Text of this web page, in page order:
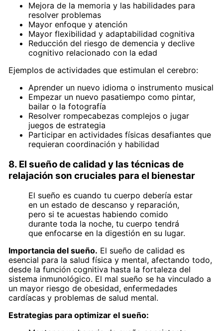
Mejora de la memoria y las habilidades para
resolver problemas
Mayor enfoque y atención
Mayor flexibilidad y adaptabilidad cognitiva
Reducción del riesgo de demencia y declive
cognitivo relacionado con la edad
Ejemplos de actividades que estimulan el cerebro:
Aprender un nuevo idioma o instrumento musical
Empezar un nuevo pasatiempo como pintar,
bailar o la fotografía
Resolver rompecabezas complejos o jugar
juegos de estrategia
Participar en actividades físicas desafiantes que
requieran coordinación y habilidad
8. El sueño de calidad y las técnicas de
relajación son cruciales para el bienestar
El sueño es cuando tu cuerpo debería estar
en un estado de descanso y reparación,
pero si te acuestas habiendo comido
durante toda la noche, tu cuerpo tendrá
que enfocarse en la digestión en su lugar.
Importancia del sueño. El sueño de calidad es
esencial para la salud física y mental, afectando todo,
desde la función cognitiva hasta la fortaleza del
sistema inmunológico. El mal sueño se ha vinculado a
un mayor riesgo de obesidad, enfermedades
cardíacas y problemas de salud mental.
Estrategias para optimizar el sueño: